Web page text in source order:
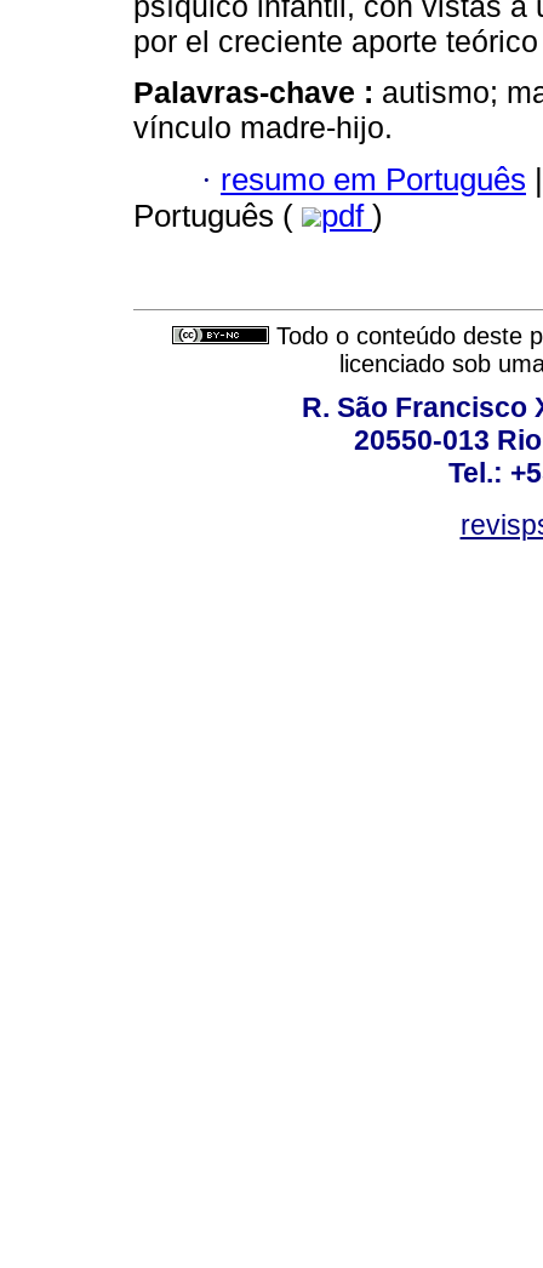
por el creciente aporte
Palavras-chave : autismo;
vínculo madre-hijo.
· resumo em Português |
Português (
pdf )
Todo o conteúdo deste
licenciado sob
R. São Francisco
20550-013
Tel.: